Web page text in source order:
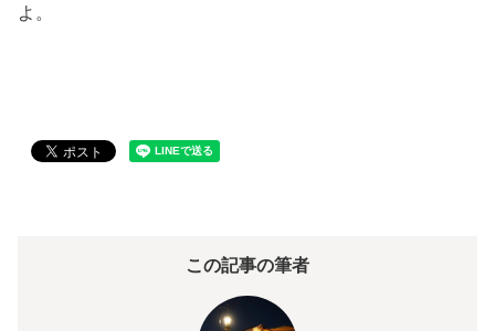
よ。
この記事の筆者